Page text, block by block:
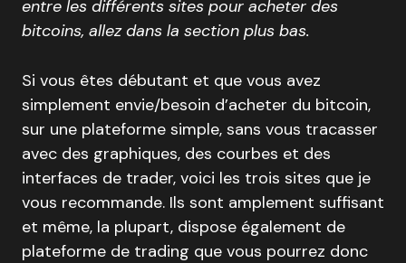
entre les différents sites pour acheter des
bitcoins, allez dans la section plus bas.
Si vous êtes débutant et que vous avez
simplement envie/besoin d’acheter du bitcoin,
sur une plateforme simple, sans vous tracasser
avec des graphiques, des courbes et des
interfaces de trader, voici les trois sites que je
vous recommande. Ils sont amplement suffisant
et même, la plupart, dispose également de
plateforme de trading que vous pourrez donc